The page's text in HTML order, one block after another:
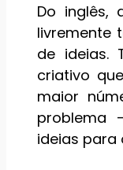
Do
livremente
de ideias.
criativo
maior
problema
ideias para